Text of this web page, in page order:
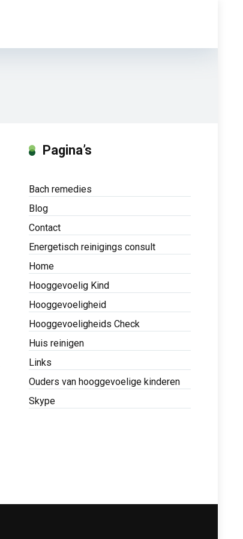
Pagina’s
Bach remedies
Blog
Contact
Energetisch reinigings consult
Home
Hooggevoelig Kind
Hooggevoeligheid
Hooggevoeligheids Check
Huis reinigen
Links
Ouders van hooggevoelige kinderen
Skype